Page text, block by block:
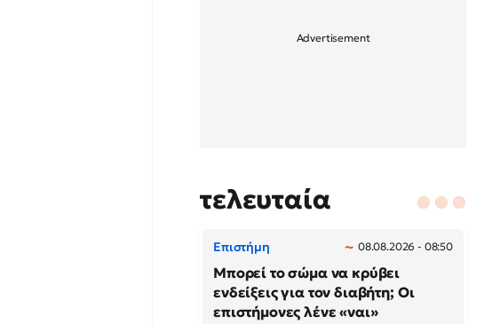
τελευταία
Επιστήμη 08.08.2026 - 08:50
Μπορεί το σώμα να κρύβει
ενδείξεις για τον διαβήτη; Οι
επιστήμονες λένε «ναι»